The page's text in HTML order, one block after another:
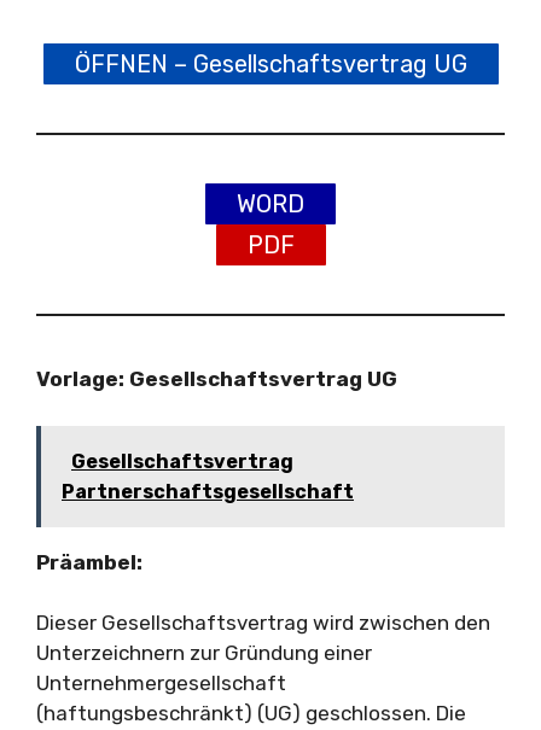
ÖFFNEN – Gesellschaftsvertrag UG
WORD
PDF
Vorlage: Gesellschaftsvertrag UG
Gesellschaftsvertrag
Partnerschaftsgesellschaft
Präambel:
Dieser Gesellschaftsvertrag wird zwischen den
Unterzeichnern zur Gründung einer
Unternehmergesellschaft
(haftungsbeschränkt) (UG) geschlossen. Die